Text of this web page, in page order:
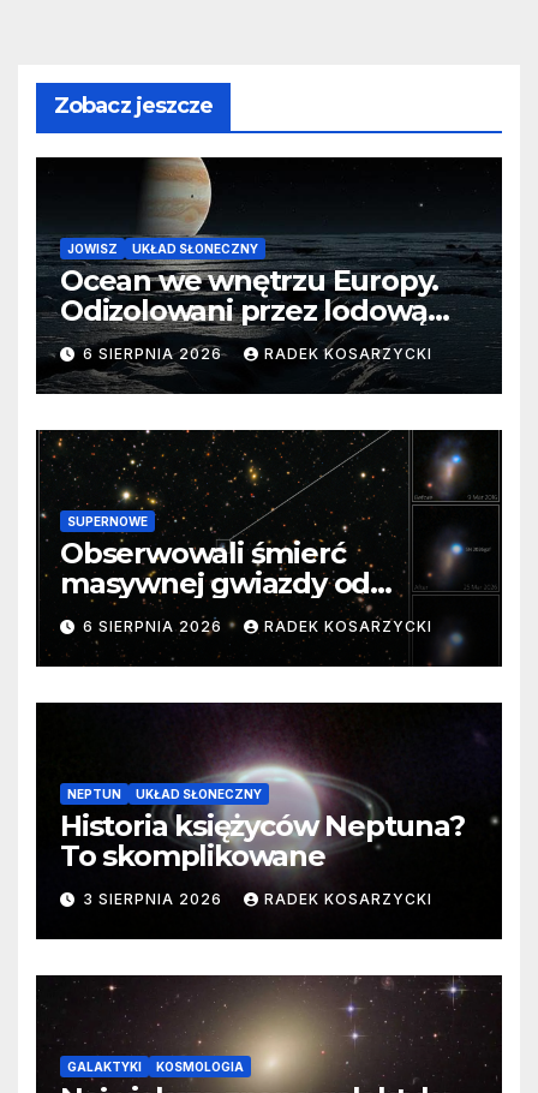
Zobacz jeszcze
JOWISZ UKŁAD SŁONECZNY
Ocean we wnętrzu Europy.
Odizolowani przez lodową
barierę
6 SIERPNIA 2026 RADEK KOSARZYCKI
SUPERNOWE
Obserwowali śmierć
masywnej gwiazdy od
samego początku. Niezwykle
cenne dane
6 SIERPNIA 2026 RADEK KOSARZYCKI
NEPTUN UKŁAD SŁONECZNY
Historia księżyców Neptuna?
To skomplikowane
3 SIERPNIA 2026 RADEK KOSARZYCKI
GALAKTYKI KOSMOLOGIA